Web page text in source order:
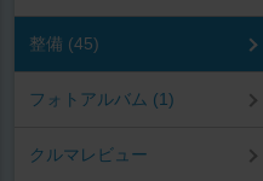
整備 (45)
フォトアルバム (1)
クルマレビュー